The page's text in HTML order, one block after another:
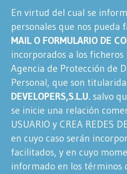
En virtud del cual se
personales que nos pueda
MAIL O FORMULARIO DE
incorporados a los
Agencia de Protección de
Personal, que son
DEVELOPERS,S.L.U. salvo
se inicie una relación
USUARIO y CREA REDES
en cuyo caso serán
facilitados, y en cuyo
informado en los términos